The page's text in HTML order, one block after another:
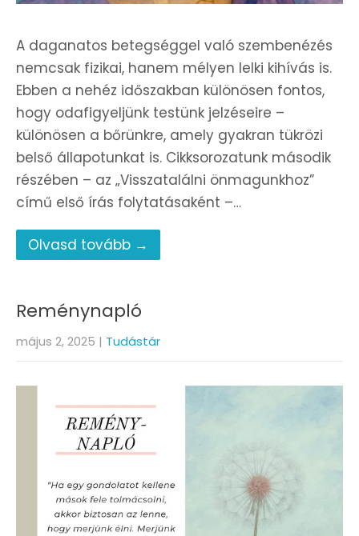
A daganatos betegséggel való szembenézés
nemcsak fizikai, hanem mélyen lelki kihívás is.
Ebben a nehéz időszakban különösen fontos,
hogy odafigyeljünk testünk jelzéseire –
különösen a bőrünkre, amely gyakran tükrözi
belső állapotunkat is. Cikksorozatunk második
részében – az „Visszatalálni önmagunkhoz”
című első írás folytatásaként –…
Olvasd tovább →
Reménynapló
május 2, 2025 | Tudástár